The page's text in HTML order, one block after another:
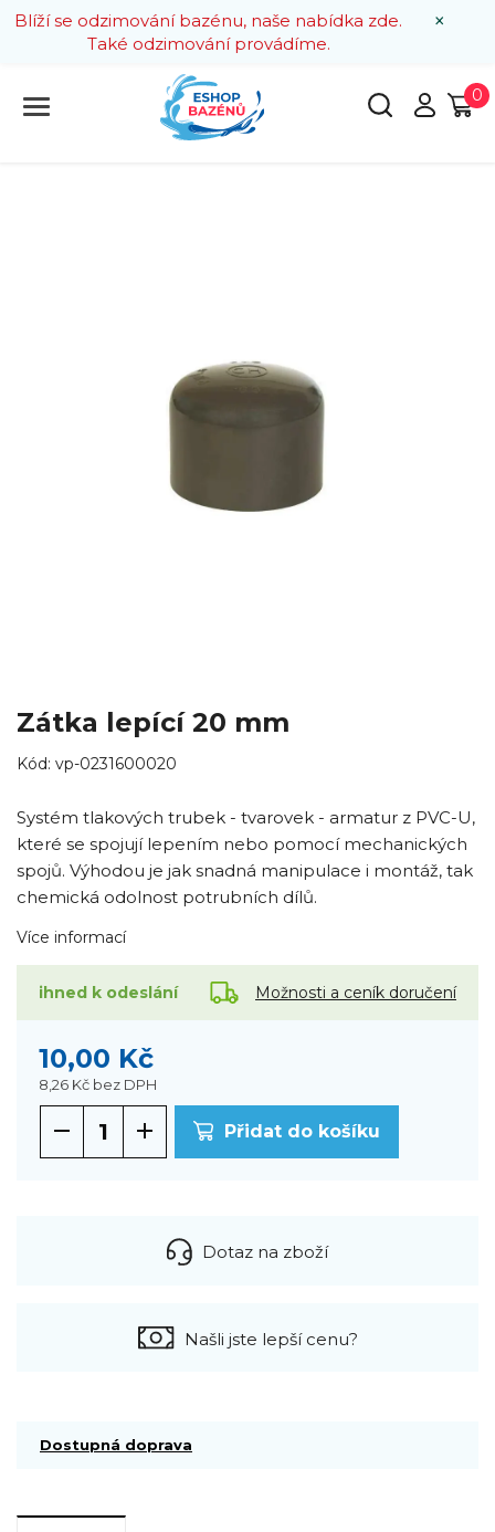
×
Blíží se odzimování bazénu, naše nabídka zde.
Také odzimování provádíme.
0
Zátka lepící 20 mm
Kód: vp-0231600020
Systém tlakových trubek - tvarovek - armatur z PVC-U,
které se spojují lepením nebo pomocí mechanických
spojů. Výhodou je jak snadná manipulace i montáž, tak
chemická odolnost potrubních dílů.
Více informací
ihned k odeslání Možnosti a ceník doručení
10,00 Kč
8,26 Kč bez DPH
Přidat do košíku
Dotaz na zboží
Našli jste lepší cenu?
Dostupná doprava